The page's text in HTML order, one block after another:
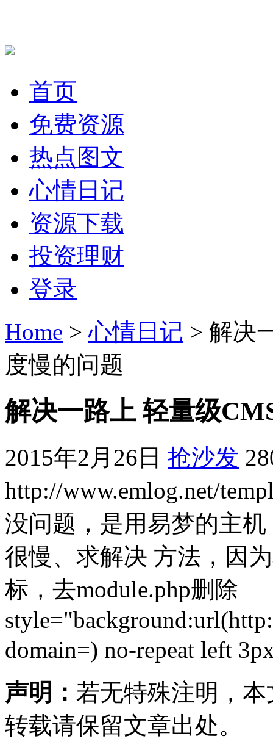
首页
免费资源
热点图文
心情日记
资源下载
投资理财
登录
Home >心情日记 > 解决
度慢的问题
解决一路上 轻量级
2015年2月26日 抢沙发
http://www.emlog.net/
没问题，是用易梦的主
很慢、求解决 方法，因
标，去module.php删除
domain=) no-repeat left
声明： 若无特殊注明，
转载请保留文章出处。